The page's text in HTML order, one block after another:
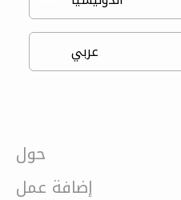
حول
إضافة عمل